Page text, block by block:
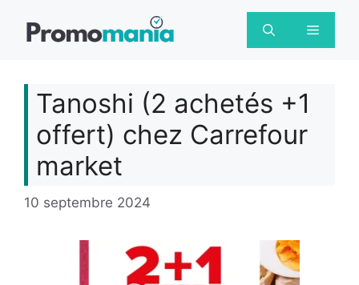
Menu
Tanoshi (2 achetés +1
offert) chez Carrefour
market
10 septembre 2024